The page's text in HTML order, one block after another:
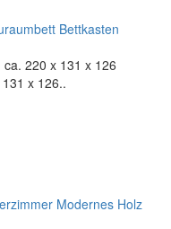
Bettkasten
220 x 131 x 126
x 126..